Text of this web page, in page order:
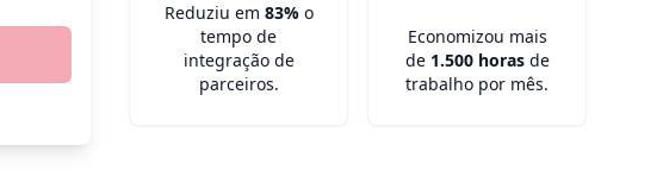
Reduziu em 83%o
tempo de
integração de
parceiros.
Economizou mais
de 1.500 horasde
trabalho por mês.